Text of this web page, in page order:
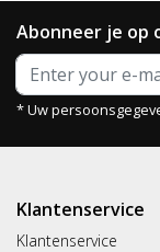
Abonneer je op
* Uw
Klantenservice
Klantenservice